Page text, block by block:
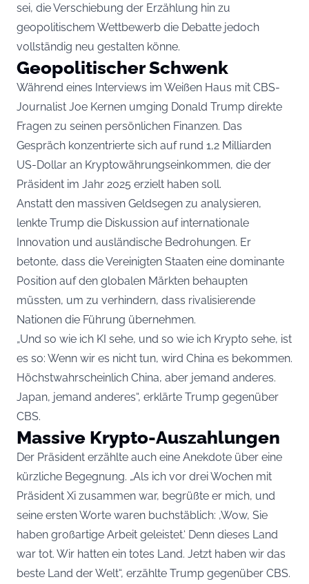
sei, die Verschiebung der Erzählung hin zu
geopolitischem Wettbewerb die Debatte jedoch
vollständig neu gestalten könne.
Geopolitischer Schwenk
Während eines Interviews im Weißen Haus mit CBS-
Journalist Joe Kernen umging Donald Trump direkte
Fragen zu seinen persönlichen Finanzen. Das
Gespräch konzentrierte sich auf rund 1,2 Milliarden
US-Dollar an Kryptowährungseinkommen, die der
Präsident im Jahr 2025 erzielt haben soll.
Anstatt den massiven Geldsegen zu analysieren,
lenkte Trump die Diskussion auf internationale
Innovation und ausländische Bedrohungen. Er
betonte, dass die Vereinigten Staaten eine dominante
Position auf den globalen Märkten behaupten
müssten, um zu verhindern, dass rivalisierende
Nationen die Führung übernehmen.
„Und so wie ich KI sehe, und so wie ich Krypto sehe, ist
es so: Wenn wir es nicht tun, wird China es bekommen.
Höchstwahrscheinlich China, aber jemand anderes.
Japan, jemand anderes“, erklärte Trump gegenüber
CBS.
Massive Krypto-Auszahlungen
Der Präsident erzählte auch eine Anekdote über eine
kürzliche Begegnung. „Als ich vor drei Wochen mit
Präsident Xi zusammen war, begrüßte er mich, und
seine ersten Worte waren buchstäblich: ‚Wow, Sie
haben großartige Arbeit geleistet.‘ Denn dieses Land
war tot. Wir hatten ein totes Land. Jetzt haben wir das
beste Land der Welt“, erzählte Trump gegenüber CBS.